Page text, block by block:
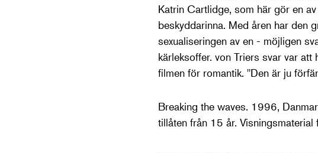
Katrin Cartlidge, som här gör en
beskyddarinna. Med åren har den
sexualiseringen av en - möjligen
kärleksoffer. von Triers svar var
filmen för romantik. "Den är ju
Breaking the waves. 1996,
tillåten från 15 år. Visningsmaterial